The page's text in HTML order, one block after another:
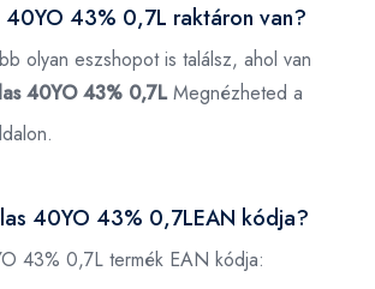
40YO 43% 0,7L raktáron van?
olyan eszshopot is találsz, ahol van
40YO 43% 0,7LMegnézheted a
40YO 43% 0,7LEAN kódja?
43% 0,7L termék EAN kódja: